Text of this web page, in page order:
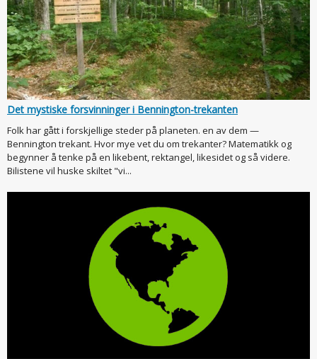
Det mystiske forsvinninger i Bennington-trekanten
Folk har gått i forskjellige steder på planeten. en av dem —
Bennington trekant. Hvor mye vet du om trekanter? Matematikk og
begynner å tenke på en likebent, rektangel, likesidet og så videre.
Bilistene vil huske skiltet "vi...